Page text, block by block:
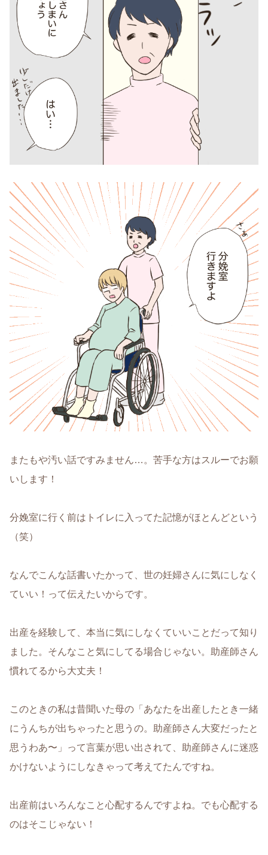
またもや汚い話ですみません…。苦手な方はスルーでお願
いします！
分娩室に行く前はトイレに入ってた記憶がほとんどという
（笑）
なんでこんな話書いたかって、世の妊婦さんに気にしなく
ていい！って伝えたいからです。
出産を経験して、本当に気にしなくていいことだって知り
ました。そんなこと気にしてる場合じゃない。助産師さん
慣れてるから大丈夫！
このときの私は昔聞いた母の「あなたを出産したとき一緒
にうんちが出ちゃったと思うの。助産師さん大変だったと
思うわあ〜」って言葉が思い出されて、助産師さんに迷惑
かけないようにしなきゃって考えてたんですね。
出産前はいろんなこと心配するんですよね。でも心配する
のはそこじゃない！